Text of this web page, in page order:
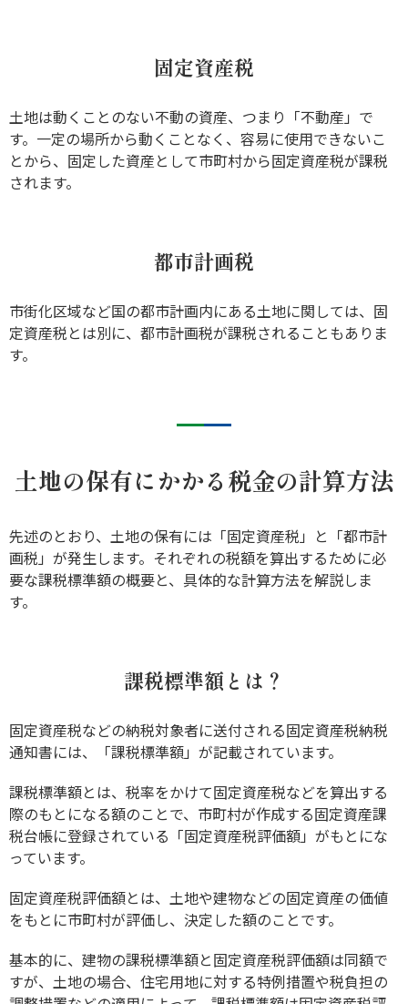
固定資産税
土地は動くことのない不動の資産、つまり「不動産」で
す。一定の場所から動くことなく、容易に使用できないこ
とから、固定した資産として市町村から固定資産税が課税
されます。
都市計画税
市街化区域など国の都市計画内にある土地に関しては、固
定資産税とは別に、都市計画税が課税されることもありま
す。
土地の保有にかかる税金の計算方法
先述のとおり、土地の保有には「固定資産税」と「都市計
画税」が発生します。それぞれの税額を算出するために必
要な課税標準額の概要と、具体的な計算方法を解説しま
す。
課税標準額とは？
固定資産税などの納税対象者に送付される固定資産税納税
通知書には、「課税標準額」が記載されています。
課税標準額とは、税率をかけて固定資産税などを算出する
際のもとになる額のことで、市町村が作成する固定資産課
税台帳に登録されている「固定資産税評価額」がもとにな
っています。
固定資産税評価額とは、土地や建物などの固定資産の価値
をもとに市町村が評価し、決定した額のことです。
基本的に、建物の課税標準額と固定資産税評価額は同額で
すが、土地の場合、住宅用地に対する特例措置や税負担の